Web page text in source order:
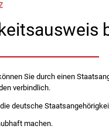
Sie durch einen
verbindlich.
deutsche
machen.